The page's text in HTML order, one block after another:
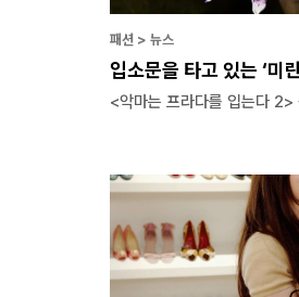
패션 > 뉴스
입소문을 타고 있는 ‘미
<악마는 프라다를 입는다 2>